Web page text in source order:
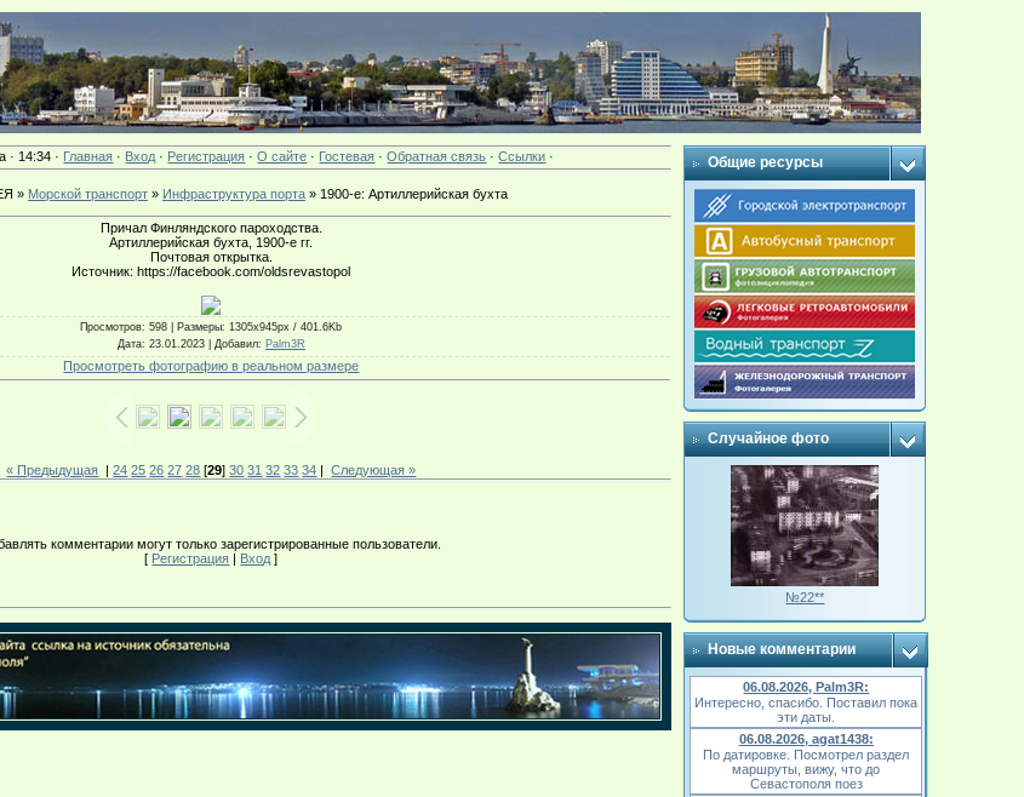
· 14:34 · Главная · Вход · Регистрация ·О сайте · Гостевая ·Обратная связь ·Ссылки ·
» Морской транспорт» Инфраструктура порта» 1900-е: Артиллерийская бухта
Причал Финляндского пароходства.
Артиллерийская бухта, 1900-е гг.
Почтовая открытка.
Источник: https://facebook.com/oldsrevastopol
Просмотров: 598 | Размеры: 1305x945px / 401.6Kb
Дата: 23.01.2023 | Добавил: Palm3R
Просмотреть фотографию в реальном размере
« Предыдущая |24 25 26 27 28 [29]30 31 32 33 34 |Следующая »
комментарии могут только зарегистрированные пользователи.
[ Регистрация | Вход ]
Общие ресурсы
Случайное фото
№22**
Новые комментарии
06.08.2026, Palm3R:
Интересно, спасибо. Поставил пока
эти даты.
06.08.2026, agat1438:
По датировке. Посмотрел раздел
маршруты, вижу, что до
Севастополя поез